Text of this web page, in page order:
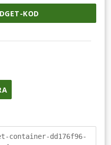
KOD
container-dd176f96-